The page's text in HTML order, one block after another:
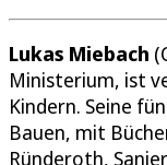
Lukas Miebach
Ministerium, ist
Kindern. Seine
Bauen, mit
Ründeroth,